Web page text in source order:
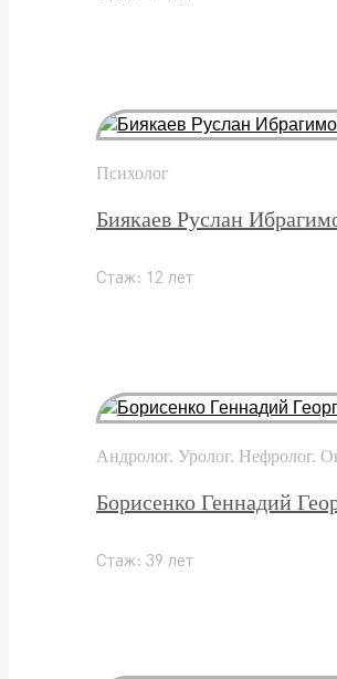
Психолог
Биякаев Руслан
Стаж: 12 лет
Андролог. Уролог. Нефролог.
Борисенко Геннадий
Стаж: 39 лет